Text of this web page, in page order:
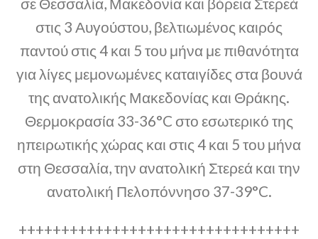
στις 3 Αυγούστου, βελτιωμένος καιρός
παντού στις 4 και 5 του μήνα με πιθανότητα
για λίγες μεμονωμένες καταιγίδες στα βουνά
της ανατολικής Μακεδονίας και Θράκης.
Θερμοκρασία 33-36°C στο εσωτερικό της
ηπειρωτικής χώρας και στις 4 και 5 του μήνα
στη Θεσσαλία, την ανατολική Στερεά και την
ανατολική Πελοπόννησο 37-39°C.
+++++++++++++++++++++++++++++++++